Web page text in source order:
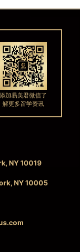
NY 10019
NY 10005
添加易美君微信了
解更多留学资讯